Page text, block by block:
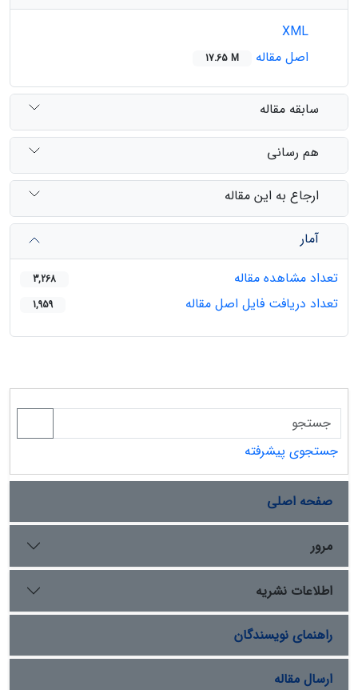
اصل مقاله
17.65 M
سابقه مقاله
هم رسانی
ارجاع به این مقاله
آمار
تعداد مشاهده مقاله
3,268
تعداد دریافت فایل اصل مقاله 1,959
جستجوی پیشرفته
صفحه اصلی
مرور
اطلاعات نشریه
راهنمای نویسندگان
ارسال مقاله